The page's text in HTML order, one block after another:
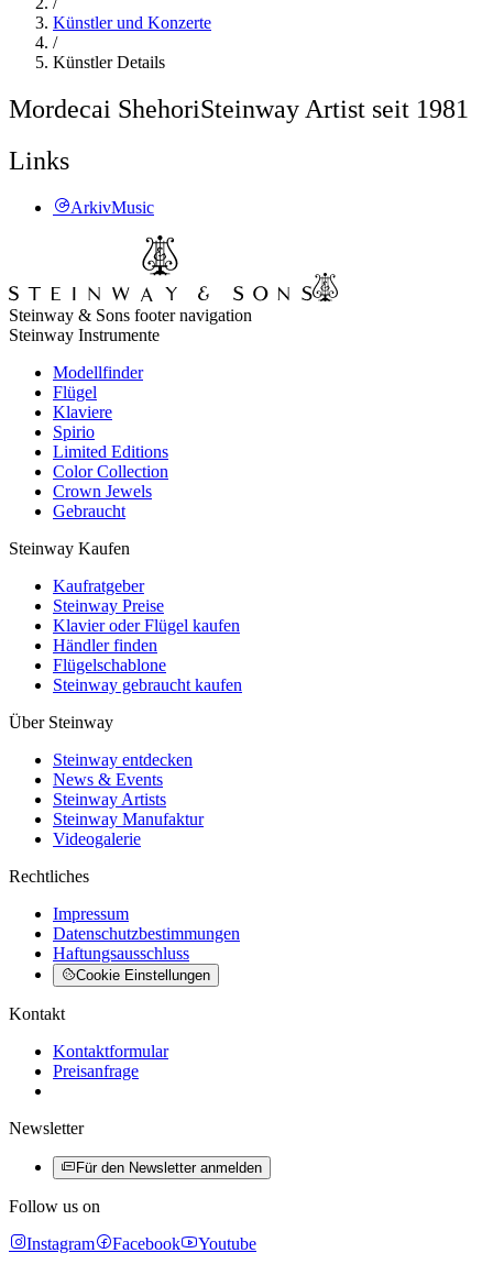
Künstler und Konzerte
/
Künstler Details
Mordecai ShehoriSteinway Artist seit 1981
Links
ArkivMusic
Steinway & Sons footer navigation
Steinway Instrumente
Modellfinder
Flügel
Klaviere
Spirio
Limited Editions
Color Collection
Crown Jewels
Gebraucht
Steinway Kaufen
Kaufratgeber
Steinway Preise
Klavier oder Flügel kaufen
Händler finden
Flügelschablone
Steinway gebraucht kaufen
Über Steinway
Steinway entdecken
News & Events
Steinway Artists
Steinway Manufaktur
Videogalerie
Rechtliches
Impressum
Datenschutzbestimmungen
Haftungsausschluss
Cookie Einstellungen
Kontakt
Kontaktformular
Preisanfrage
Newsletter
Für den Newsletter anmelden
Follow us on
Instagram
Facebook Youtube